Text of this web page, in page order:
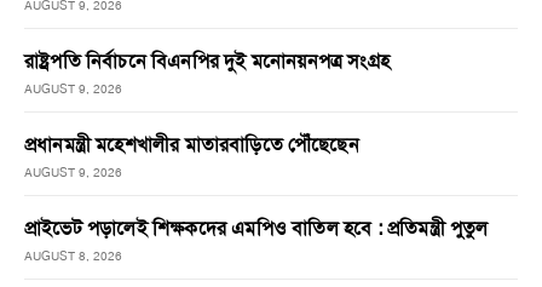
AUGUST 9, 2026
রাষ্ট্রপতি নির্বাচনে বিএনপির দুই মনোনয়নপত্র সংগ্রহ
AUGUST 9, 2026
প্রধানমন্ত্রী মহেশখালীর মাতারবাড়িতে পৌঁছেছেন
AUGUST 9, 2026
প্রাইভেট পড়ালেই শিক্ষকদের এমপিও বাতিল হবে : প্রতিমন্ত্রী পুতুল
AUGUST 8, 2026